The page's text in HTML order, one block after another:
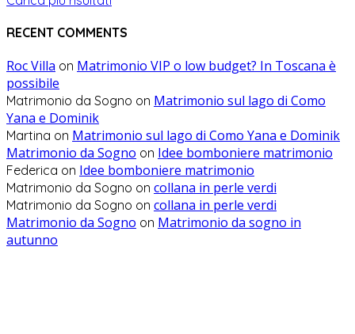
RECENT COMMENTS
Roc Villa on Matrimonio VIP o low budget? In Toscana è
possibile
Matrimonio da Sogno on Matrimonio sul lago di Como
Yana e Dominik
Martina on Matrimonio sul lago di Como Yana e Dominik
Matrimonio da Sogno on Idee bomboniere matrimonio
Federica on Idee bomboniere matrimonio
Matrimonio da Sogno on collana in perle verdi
Matrimonio da Sogno on collana in perle verdi
Matrimonio da Sogno on Matrimonio da sogno in
autunno